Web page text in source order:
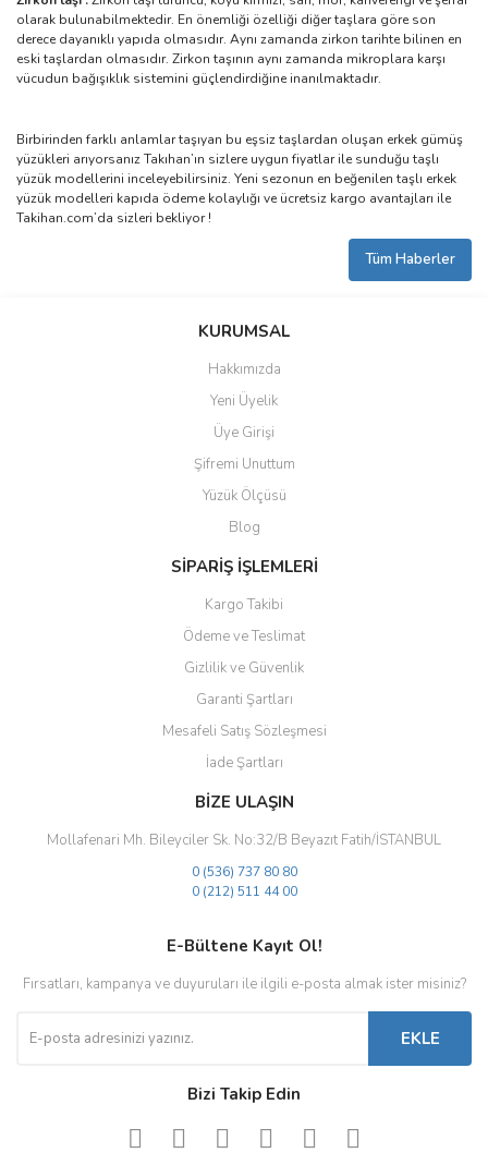
olarak bulunabilmektedir. En önemliği özelliği diğer taşlara göre son
derece dayanıklı yapıda olmasıdır. Aynı zamanda zirkon tarihte bilinen en
eski taşlardan olmasıdır. Zirkon taşının aynı zamanda mikroplara karşı
vücudun bağışıklık sistemini güçlendirdiğine inanılmaktadır.
Birbirinden farklı anlamlar taşıyan bu eşsiz taşlardan oluşan erkek gümüş
yüzükleri arıyorsanız Takıhan’ın sizlere uygun fiyatlar ile sunduğu taşlı
yüzük modellerini inceleyebilirsiniz. Yeni sezonun en beğenilen taşlı erkek
yüzük modelleri kapıda ödeme kolaylığı ve ücretsiz kargo avantajları ile
Takihan.com’da sizleri bekliyor !
Tüm Haberler
KURUMSAL
Hakkımızda
Yeni Üyelik
Üye Girişi
Şifremi Unuttum
Yüzük Ölçüsü
Blog
SİPARİŞ İŞLEMLERİ
Kargo Takibi
Ödeme ve Teslimat
Gizlilik ve Güvenlik
Garanti Şartları
Mesafeli Satış Sözleşmesi
İade Şartları
BİZE ULAŞIN
Mollafenari Mh. Bileyciler Sk. No:32/B Beyazıt Fatih/İSTANBUL
0 (536) 737 80 80
0 (212) 511 44 00
E-Bültene Kayıt Ol!
Fırsatları, kampanya ve duyuruları ile ilgili e-posta almak ister misiniz?
EKLE
Bizi Takip Edin